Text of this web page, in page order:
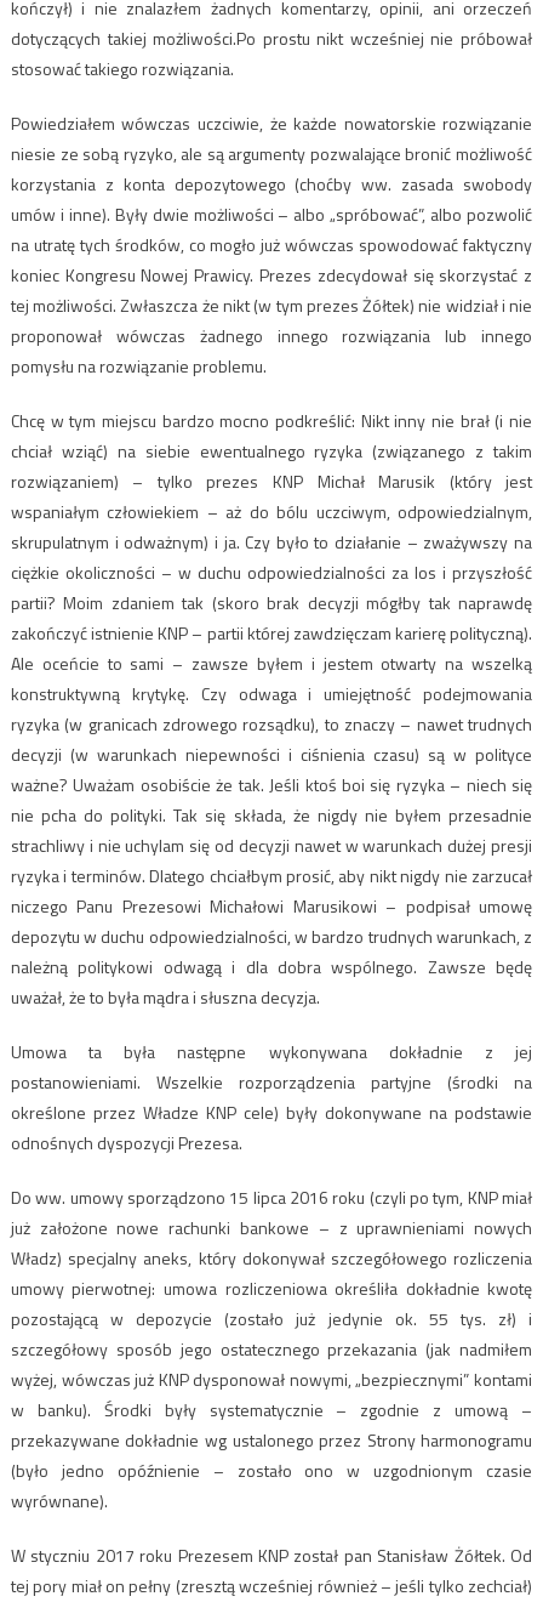
kończył) i nie znalazłem żadnych komentarzy, opinii, ani orzeczeń
dotyczących takiej możliwości.Po prostu nikt wcześniej nie próbował
stosować takiego rozwiązania.
Powiedziałem wówczas uczciwie, że każde nowatorskie rozwiązanie
niesie ze sobą ryzyko, ale są argumenty pozwalające bronić możliwość
korzystania z konta depozytowego (choćby ww. zasada swobody
umów i inne). Były dwie możliwości – albo „spróbować”, albo pozwolić
na utratę tych środków, co mogło już wówczas spowodować faktyczny
koniec Kongresu Nowej Prawicy. Prezes zdecydował się skorzystać z
tej możliwości. Zwłaszcza że nikt (w tym prezes Żółtek) nie widział i nie
proponował wówczas żadnego innego rozwiązania lub innego
pomysłu na rozwiązanie problemu.
Chcę w tym miejscu bardzo mocno podkreślić: Nikt inny nie brał (i nie
chciał wziąć) na siebie ewentualnego ryzyka (związanego z takim
rozwiązaniem) – tylko prezes KNP Michał Marusik (który jest
wspaniałym człowiekiem – aż do bólu uczciwym, odpowiedzialnym,
skrupulatnym i odważnym) i ja. Czy było to działanie – zważywszy na
ciężkie okoliczności – w duchu odpowiedzialności za los i przyszłość
partii? Moim zdaniem tak (skoro brak decyzji mógłby tak naprawdę
zakończyć istnienie KNP – partii której zawdzięczam karierę polityczną).
Ale oceńcie to sami – zawsze byłem i jestem otwarty na wszelką
konstruktywną krytykę. Czy odwaga i umiejętność podejmowania
ryzyka (w granicach zdrowego rozsądku), to znaczy – nawet trudnych
decyzji (w warunkach niepewności i ciśnienia czasu) są w polityce
ważne? Uważam osobiście że tak. Jeśli ktoś boi się ryzyka – niech się
nie pcha do polityki. Tak się składa, że nigdy nie byłem przesadnie
strachliwy i nie uchylam się od decyzji nawet w warunkach dużej presji
ryzyka i terminów. Dlatego chciałbym prosić, aby nikt nigdy nie zarzucał
niczego Panu Prezesowi Michałowi Marusikowi – podpisał umowę
depozytu w duchu odpowiedzialności, w bardzo trudnych warunkach, z
należną politykowi odwagą i dla dobra wspólnego. Zawsze będę
uważał, że to była mądra i słuszna decyzja.
Umowa ta była następne wykonywana dokładnie z jej
postanowieniami. Wszelkie rozporządzenia partyjne (środki na
określone przez Władze KNP cele) były dokonywane na podstawie
odnośnych dyspozycji Prezesa.
Do ww. umowy sporządzono 15 lipca 2016 roku (czyli po tym, KNP miał
już założone nowe rachunki bankowe – z uprawnieniami nowych
Władz) specjalny aneks, który dokonywał szczegółowego rozliczenia
umowy pierwotnej: umowa rozliczeniowa określiła dokładnie kwotę
pozostającą w depozycie (zostało już jedynie ok. 55 tys. zł) i
szczegółowy sposób jego ostatecznego przekazania (jak nadmiłem
wyżej, wówczas już KNP dysponował nowymi, „bezpiecznymi” kontami
w banku). Środki były systematycznie – zgodnie z umową –
przekazywane dokładnie wg ustalonego przez Strony harmonogramu
(było jedno opóźnienie – zostało ono w uzgodnionym czasie
wyrównane).
W styczniu 2017 roku Prezesem KNP został pan Stanisław Żółtek. Od
tej pory miał on pełny (zresztą wcześniej również – jeśli tylko zechciał)